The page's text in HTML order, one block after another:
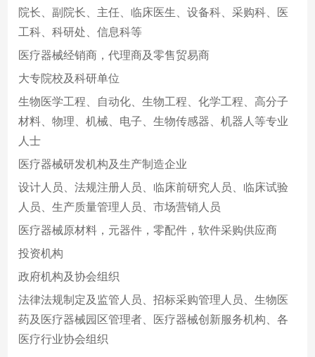
院长、副院长、主任、临床医生、设备科、采购科、医
工科、科研处、信息科等
医疗器械经销商，代理商及零售贸易商
大专院校及科研单位
生物医学工程、自动化、生物工程、化学工程、高分子
材料、物理、机械、电子、生物传感器、机器人等专业
人士
医疗器械研发机构及生产制造企业
设计人员、法规注册人员、临床前研究人员、临床试验
人员、生产质量管理人员、市场营销人员
医疗器械原材料，元器件，零配件，软件采购供应商
投资机构
政府机构及协会组织
法律法规制定及监管人员、招标采购管理人员、生物医
药及医疗器械园区管理者、医疗器械创新服务机构、各
医疗行业协会组织